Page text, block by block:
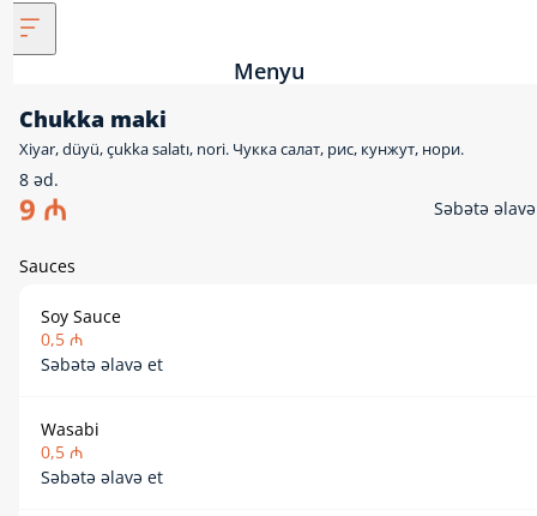
Menyu
Chukka maki
Xiyar, düyü, çukka salatı, nori. Чукка салат, рис, кунжут, нори.
8 əd.
9 ₼ Səbətə əlavə
Sauces
Soy Sauce
0,5 ₼
Səbətə əlavə et
Wasabi
0,5 ₼
Səbətə əlavə et